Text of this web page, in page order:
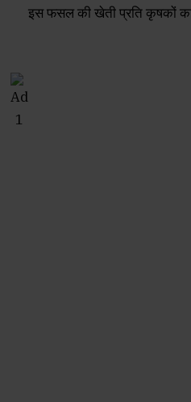
इस फसल की खेती प्रति कृषकों